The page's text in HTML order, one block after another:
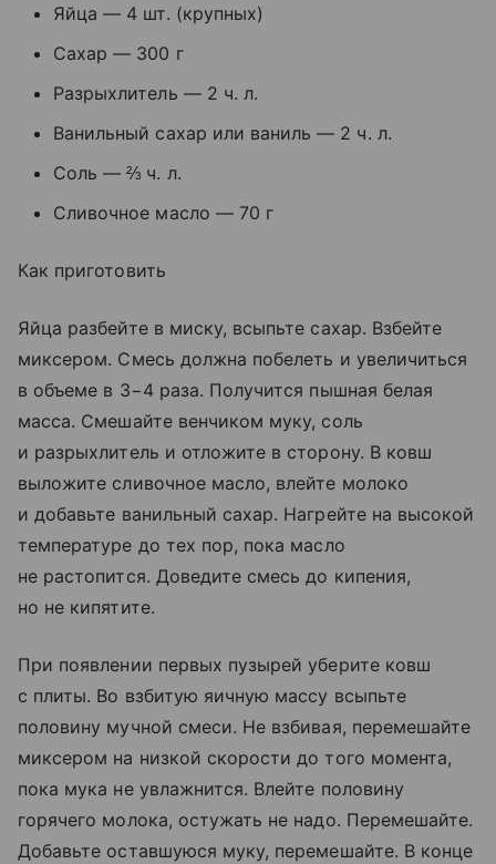
Яйца — 4 шт. (крупных)
Сахар — 300 г
Разрыхлитель — 2 ч. л.
Ванильный сахар или ваниль — 2 ч. л.
Соль — ⅔ ч. л.
Сливочное масло — 70 г
Как приготовить
Яйца разбейте в миску, всыпьте сахар. Взбейте
миксером. Смесь должна побелеть и увеличиться
в объеме в 3−4 раза. Получится пышная белая
масса. Смешайте венчиком муку, соль
и разрыхлитель и отложите в сторону. В ковш
выложите сливочное масло, влейте молоко
и добавьте ванильный сахар. Нагрейте на высокой
температуре до тех пор, пока масло
не растопится. Доведите смесь до кипения,
но не кипятите.
При появлении первых пузырей уберите ковш
с плиты. Во взбитую яичную массу всыпьте
половину мучной смеси. Не взбивая, перемешайте
миксером на низкой скорости до того момента,
пока мука не увлажнится. Влейте половину
горячего молока, остужать не надо. Перемешайте.
Добавьте оставшуюся муку, перемешайте. В конце